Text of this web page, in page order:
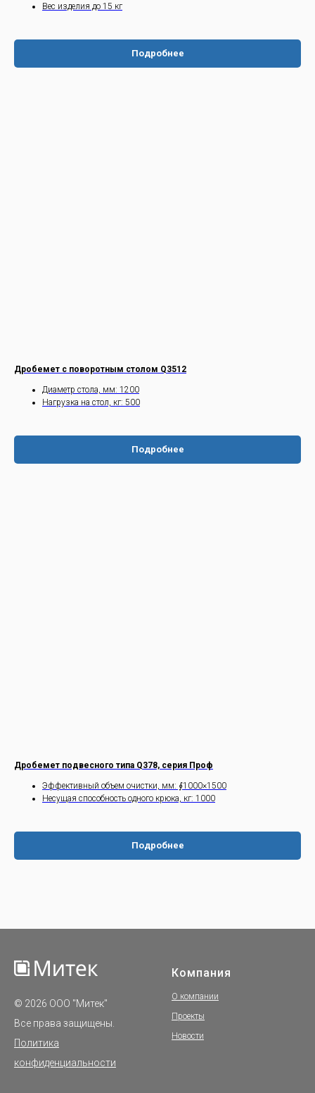
Вес изделия до 15 кг
Подробнее
Дробемет с поворотным столом Q3512
Диаметр стола, мм: 1200
Нагрузка на стол, кг: 500
Подробнее
Дробемет подвесного типа Q378, серия Проф
Эффективный объем очистки, мм: ∮1000×1500
Несущая способность одного крюка, кг: 1000
Подробнее
© 2026 ООО "Митек"
Все права защищены.
Политика
конфиденциальности
Компания
О компании
Проекты
Новости